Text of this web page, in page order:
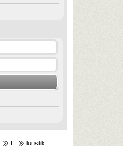
L luustik